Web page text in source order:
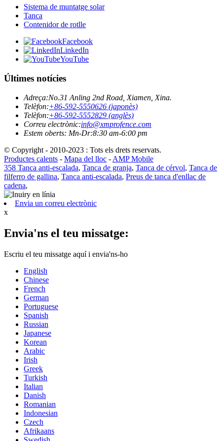
Sistema de muntatge solar
Tanca
Contenidor de rotlle
Facebook
LinkedIn
YouTube
Últimes notícies
Adreça:No.31 Anling 2nd Road, Xiamen, Xina.
Telèfon:+86-592-5550626 (japonès)
Telèfon:+86-592-5552829 (anglès)
Correu electrònic:info@xmprofence.com
Estem oberts: Mn-Dr:8:30 am-6:00 pm
© Copyright - 2010-2023 : Tots els drets reservats.
Productes calents - Mapa del lloc - AMP Mobile
358 Tanca anti-escalada, Tanca de granja, Tanca de cérvol, Tanca de
filferro de gallina, Tanca anti-escalada, Preus de tanca d'enllaç de
cadena,
Envia un correu electrònic
x
Envia'ns el teu missatge:
Escriu el teu missatge aquí i envia'ns-ho
English
Chinese
French
German
Portuguese
Spanish
Russian
Japanese
Korean
Arabic
Irish
Greek
Turkish
Italian
Danish
Romanian
Indonesian
Czech
Afrikaans